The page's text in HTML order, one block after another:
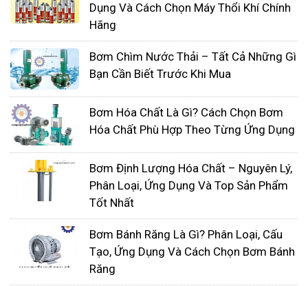
Bơm chìm nước thải
Bơm chìm nước thảilà một giải pháp hiệu quả
trong việc xử lý nước thải trong các hệ thống xử lý
Dụng Và Cách Chọn Máy Thổi Khí Chính
Hãng
Bơm Chìm Nước Thải – Tất Cả Những Gì
Bạn Cần Biết Trước Khi Mua
Bơm Hóa Chất Là Gì? Cách Chọn Bơm
Hóa Chất Phù Hợp Theo Từng Ứng Dụng
Bơm Định Lượng Hóa Chất – Nguyên Lý,
Phân Loại, Ứng Dụng Và Top Sản Phẩm
Tốt Nhất
Bơm Bánh Răng Là Gì? Phân Loại, Cấu
Tạo, Ứng Dụng Và Cách Chọn Bơm Bánh
Răng